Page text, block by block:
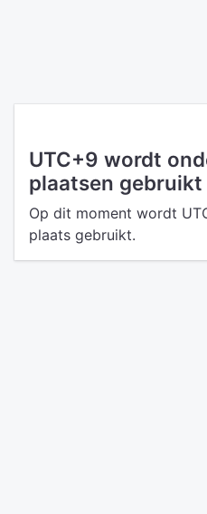
UTC+9 wordt
plaatsen gebruikt
Op dit moment wordt
plaats gebruikt.